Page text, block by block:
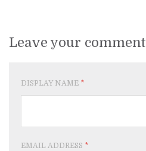
Leave your comment
DISPLAY NAME *
EMAIL ADDRESS *